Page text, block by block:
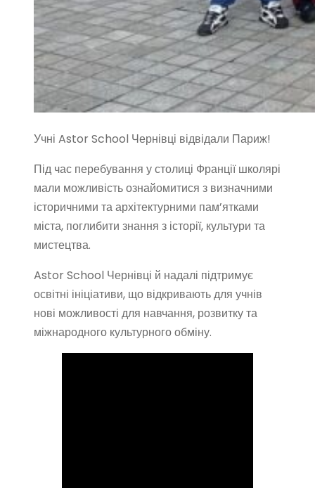
Учні Astor School Чернівці відвідали Париж!
Під час перебування у столиці Франції школярі
мали можливість ознайомитися з визначними
історичними та архітектурними пам’ятками
міста, поглибити знання з історії, культури та
мистецтва.
Astor School Чернівці й надалі підтримує
освітні ініціативи, що відкривають для учнів
нові можливості для навчання, розвитку та
міжнародного культурного обміну.